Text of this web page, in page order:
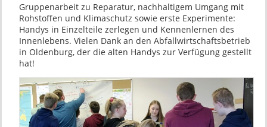
Gruppenarbeit zu Reparatur, nachhaltigem Umgang mit
Rohstoffen und Klimaschutz sowie erste Experimente:
Handys in Einzelteile zerlegen und Kennenlernen des
Innenlebens. Vielen Dank an den Abfallwirtschaftsbetrieb
in Oldenburg, der die alten Handys zur Verfügung gestellt
hat!